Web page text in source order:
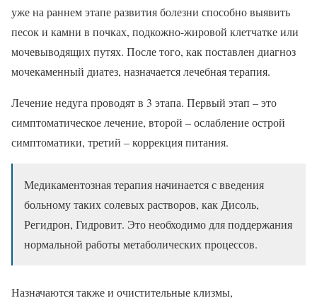
уже на раннем этапе развития болезни способно выявить
песок и камни в почках, подкожно-жировой клетчатке или
мочевыводящих путях. После того, как поставлен диагноз
мочекаменный диатез, назначается лечебная терапия.
Лечение недуга проводят в 3 этапа. Первый этап – это
симптоматическое лечение, второй – ослабление острой
симптоматики, третий – коррекция питания.
Медикаментозная терапия начинается с введения
больному таких солевых растворов, как Дисоль,
Регидрон, Гидровит. Это необходимо для поддержания
нормальной работы метаболических процессов.
Назначаются также и очистительные клизмы,